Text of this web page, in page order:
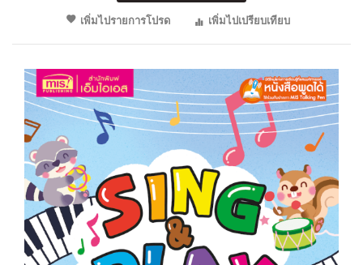
เพิ่มไปรายการโปรด
เพิ่มไปเปรียบเทียบ